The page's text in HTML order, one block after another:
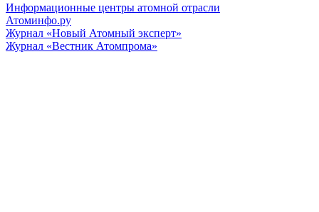
Информационные центры атомной отрасли
Атоминфо.ру
Журнал «Новый Атомный эксперт»
Журнал «Вестник Атомпрома»